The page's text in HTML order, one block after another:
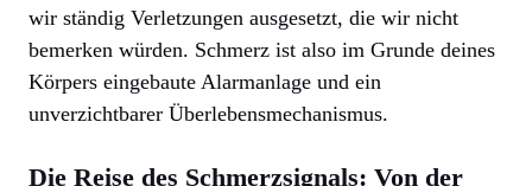
wir ständig Verletzungen ausgesetzt, die wir nicht
bemerken würden. Schmerz ist also im Grunde deines
Körpers eingebaute Alarmanlage und ein
unverzichtbarer Überlebensmechanismus.
Die Reise des Schmerzsignals: Von der